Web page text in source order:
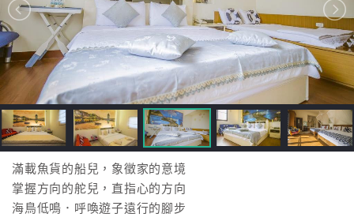
房
直
接
跟
飯
店
訂
房
HOT
滿載魚貨的船兒，象徵家的意境
掌握方向的舵兒，直指心的方向
海鳥低鳴．呼喚遊子遠行的腳步